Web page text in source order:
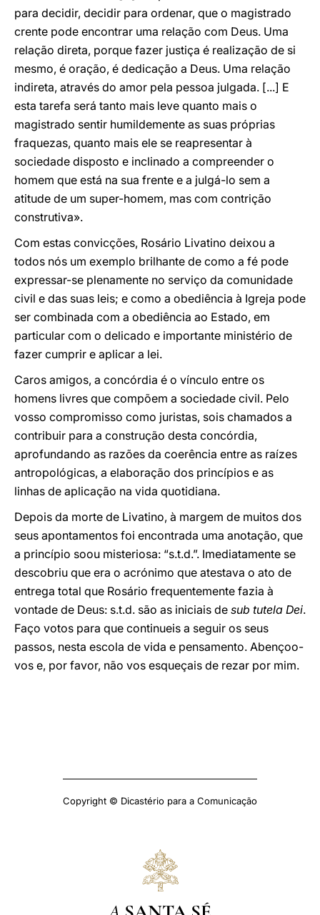
para decidir, decidir para ordenar, que o magistrado
crente pode encontrar uma relação com Deus. Uma
relação direta, porque fazer justiça é realização de si
mesmo, é oração, é dedicação a Deus. Uma relação
indireta, através do amor pela pessoa julgada. [...] E
esta tarefa será tanto mais leve quanto mais o
magistrado sentir humildemente as suas próprias
fraquezas, quanto mais ele se reapresentar à
sociedade disposto e inclinado a compreender o
homem que está na sua frente e a julgá-lo sem a
atitude de um super-homem, mas com contrição
construtiva».
Com estas convicções, Rosário Livatino deixou a
todos nós um exemplo brilhante de como a fé pode
expressar-se plenamente no serviço da comunidade
civil e das suas leis; e como a obediência à Igreja pode
ser combinada com a obediência ao Estado, em
particular com o delicado e importante ministério de
fazer cumprir e aplicar a lei.
Caros amigos, a concórdia é o vínculo entre os
homens livres que compõem a sociedade civil. Pelo
vosso compromisso como juristas, sois chamados a
contribuir para a construção desta concórdia,
aprofundando as razões da coerência entre as raízes
antropológicas, a elaboração dos princípios e as
linhas de aplicação na vida quotidiana.
Depois da morte de Livatino, à margem de muitos dos
seus apontamentos foi encontrada uma anotação, que
a princípio soou misteriosa: “s.t.d.”. Imediatamente se
descobriu que era o acrónimo que atestava o ato de
entrega total que Rosário frequentemente fazia à
vontade de Deus: s.t.d. são as iniciais de sub tutela Dei.
Faço votos para que continueis a seguir os seus
passos, nesta escola de vida e pensamento. Abençoo-
vos e, por favor, não vos esqueçais de rezar por mim.
Copyright © Dicastério para a Comunicação